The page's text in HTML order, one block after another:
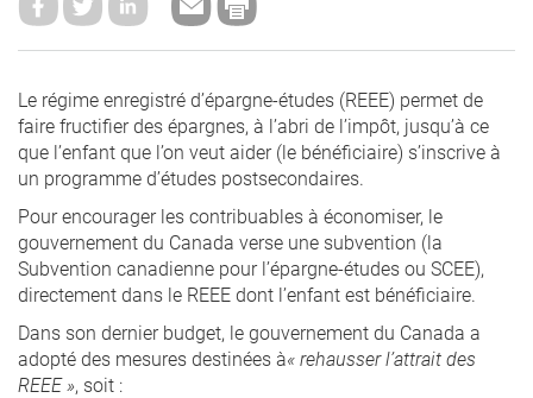
Le régime enregistré d’épargne-études (REEE) permet de
faire fructifier des épargnes, à l’abri de l’impôt, jusqu’à ce
que l’enfant que l’on veut aider (le bénéficiaire) s’inscrive à
un programme d’études postsecondaires.
Pour encourager les contribuables à économiser, le
gouvernement du Canada verse une subvention (la
Subvention canadienne pour l’épargne-études ou SCEE),
directement dans le REEE dont l’enfant est bénéficiaire.
Dans son dernier budget, le gouvernement du Canada a
adopté des mesures destinées à« rehausser l’attrait des
REEE », soit :